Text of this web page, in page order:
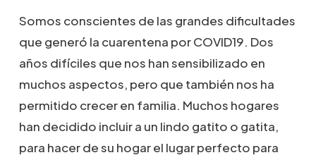
Somos conscientes de las grandes dificultades
que generó la cuarentena por COVID19. Dos
años difíciles que nos han sensibilizado en
muchos aspectos, pero que también nos ha
permitido crecer en familia. Muchos hogares
han decidido incluir a un lindo gatito o gatita,
para hacer de su hogar el lugar perfecto para